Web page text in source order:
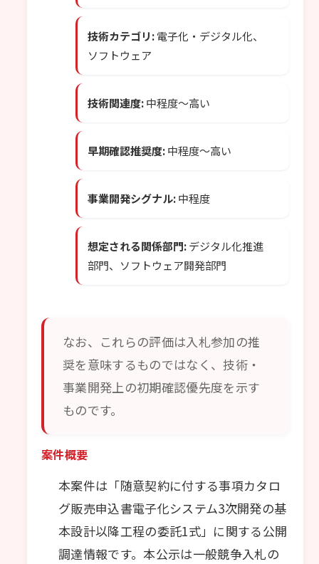
技術カテゴリ:電子化・デジタル化、
ソフトウェア
技術関連度:中程度〜高い
早期確認推奨度:中程度〜高い
事業開発シグナル:中程度
想定される関係部門:デジタル化推進
部門、ソフトウェア開発部門
なお、これらの評価は入札参加の推
奨を意味するものではなく、技術・
事業開発上の初期確認優先度を示す
ものです。
案件概要
本案件は「随意契約に付する事項カタロ
グ販売申込書電子化システム3次開発の基
本設計以降工程の委託1式」に関する公開
調達情報です。本公示は一般競争入札の